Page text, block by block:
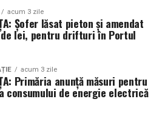
în contextul izbucnirii
Germania invada Belgia, iar ca
a declarat război Germaniei.
neutralitatea
acum 3 zile
Șofer lăsat pieton și amendat
lei, pentru drifturi în Portul
acum 3 zile
Primăria anunță măsuri pentru
consumului de energie electrică